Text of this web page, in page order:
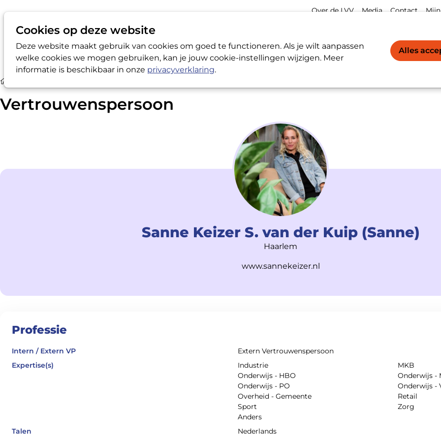
Cookies op deze website
Deze website maakt gebruik van cookies om goed te functioneren. Als je wilt aanpassen
welke cookies we mogen gebruiken, kan je jouw cookie-instellingen wijzigen. Meer
informatie is beschikbaar in onze privacyverklaring.
Alles
Werkgevers / Werknemers LVV-
Meta
Over de LVV Media Contact
Vertrouwenspersoon
Sanne Keizer S. van der Kuip (Sanne)
Haarlem
www.sannekeizer.nl
Professie
Intern / Extern VP
Extern Vertrouwenspersoon
Expertise(s)
Industrie
MKB
Onderwijs - HBO
Onderwijs -
Onderwijs - PO
Onderwijs -
Overheid - Gemeente
Retail
Sport
Zorg
Anders
Talen
Nederlands